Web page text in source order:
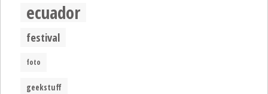
ecuador
festival
foto
geekstuff